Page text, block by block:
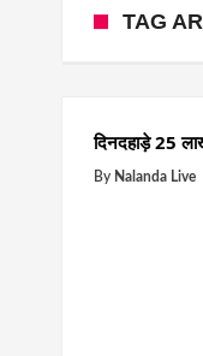
TAG
दिनदहाड़े 25
By Nalanda Live